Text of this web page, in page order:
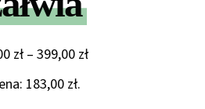
zł – 399,00 złZakres
183,00 zł.